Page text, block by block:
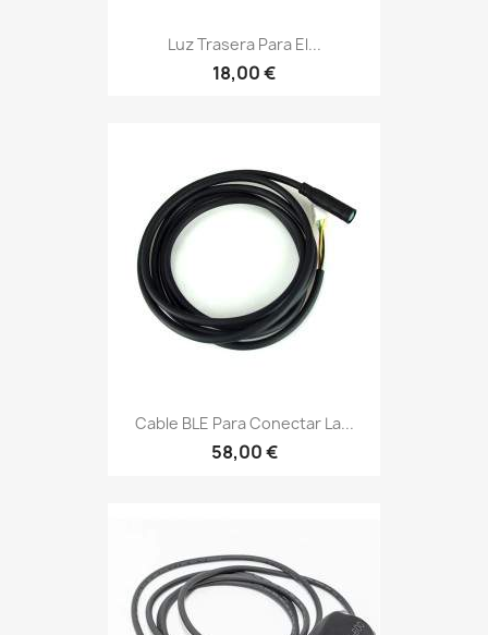
Luz Trasera Para El...
18,00 €
Cable BLE Para Conectar La...
58,00 €